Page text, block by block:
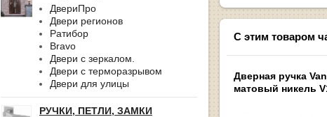
ДвериПро
Двери регионов
Ратибор
Bravo
Двери с зеркалом.
Двери с терморазрывом
Двери для улицы
РУЧКИ, ПЕТЛИ, ЗАМКИ
С этим товаром
Дверная ручка
матовый никель